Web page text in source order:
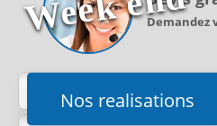
Nos realisations
Demandez